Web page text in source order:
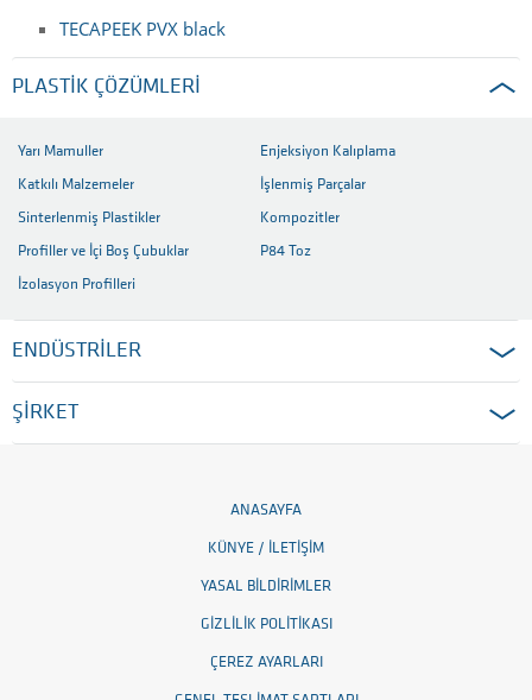
TECAPEEK PVX black
PLASTIK ÇÖZÜMLERI
Yarı Mamuller
Katkılı Malzemeler
Sinterlenmiş Plastikler
Profiller ve İçi Boş Çubuklar
Enjeksiyon Kalıplama
İşlenmiş Parçalar
Kompozitler
P84 Toz
İzolasyon Profilleri
ENDÜSTRİLER
ŞİRKET
ANASAYFA
KÜNYE / İLETIŞIM
YASAL BILDIRIMLER
GIZLILIK POLITIKASI
ÇEREZ AYARLARI